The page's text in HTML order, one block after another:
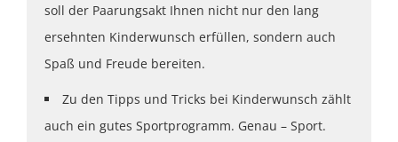
soll der Paarungsakt Ihnen nicht nur den lang
ersehnten Kinderwunsch erfüllen, sondern auch
Spaß und Freude bereiten.
Zu den Tipps und Tricks bei Kinderwunsch zählt
auch ein gutes Sportprogramm. Genau – Sport.